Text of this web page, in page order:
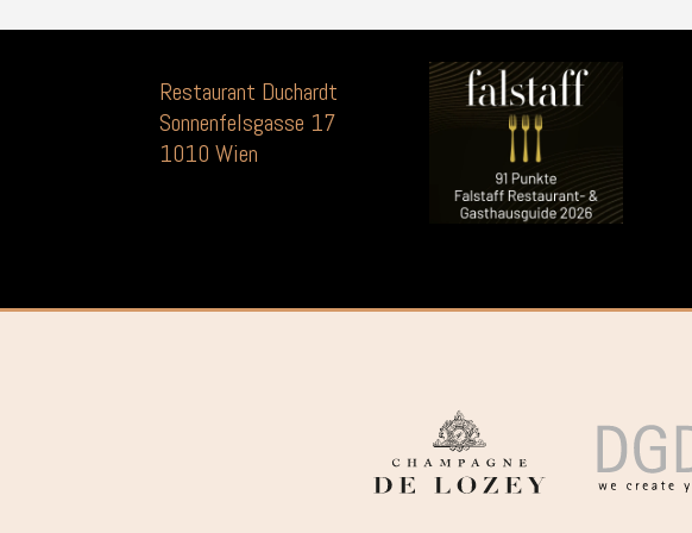
Restaurant Duchardt
Sonnenfelsgasse 17
1010 Wien